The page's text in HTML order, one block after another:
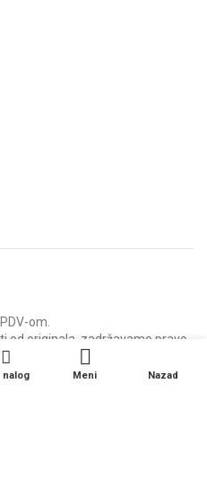
om.
od originala, zadržavamo pravo
nalog Meni Nazad